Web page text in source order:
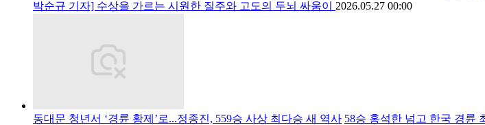
박순규 기자] 수상을 가르는 시원한 질주와 고도의 두뇌 싸움이 2026.05.27 00:00
동대문 청년서 ‘경륜 황제’로...정종진, 559승 사상 최다승 새 역사 58승 홍석한 넘고 한국 경륜